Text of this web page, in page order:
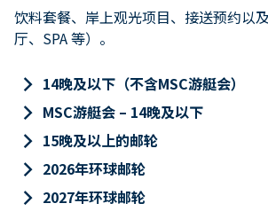
饮料套餐、岸上观光项目、接送预约以
厅、SPA 等）。
keyboard_arrow_right 14晚及以下（不含MSC游艇会）
keyboard_arrow_right MSC游艇会 – 14晚及以下
keyboard_arrow_right 15晚及以上的邮轮
keyboard_arrow_right 2026年环球邮轮
keyboard_arrow_right 2027年环球邮轮